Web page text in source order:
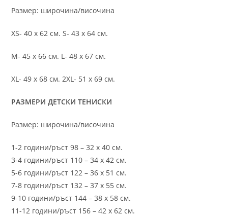
Размер: широчина/височина
XS- 40 х 62 см. S- 43 х 64 см.
M- 45 х 66 см. L- 48 х 67 см.
XL- 49 х 68 см. 2XL- 51 х 69 см.
РАЗМЕРИ ДЕТСКИ ТЕНИСКИ
Размер: широчина/височина
1-2 години/ръст 98 – 32 х 40 см.
3-4 години/ръст 110 – 34 х 42 см.
5-6 години/ръст 122 – 36 х 51 см.
7-8 години/ръст 132 – 37 х 55 см.
9-10 години/ръст 144 – 38 х 58 см.
11-12 години/ръст 156 – 42 x 62 см.